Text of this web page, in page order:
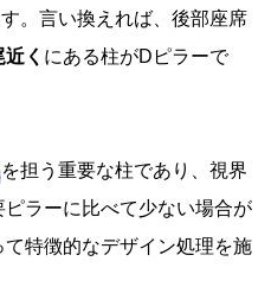
。言い換えれば、後部座席
く にある柱がDピラーで
を担う重要な柱であり、視界
ラーに比べて少ない場合が
特徴的なデザイン処理を施